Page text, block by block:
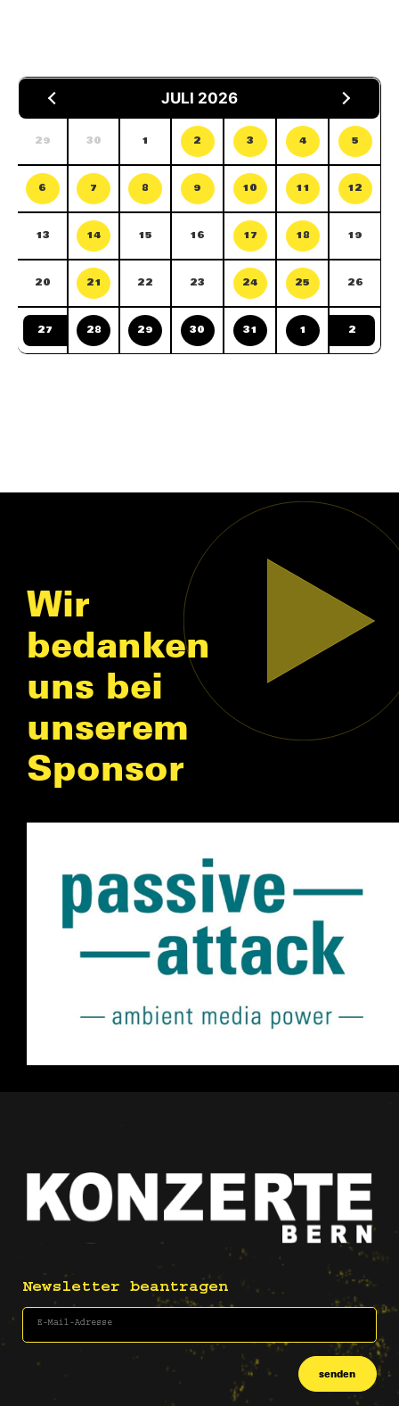
JULI 2026
29 30 1 2 3 4 5
6 7 8 9 10 11 12
13 14 15 16 17 18 19
20 21 22 23 24 25 26
27 28 29 30 31 1 2
Wir
bedanken
uns bei
unserem
Sponsor
Newsletter beantragen
senden